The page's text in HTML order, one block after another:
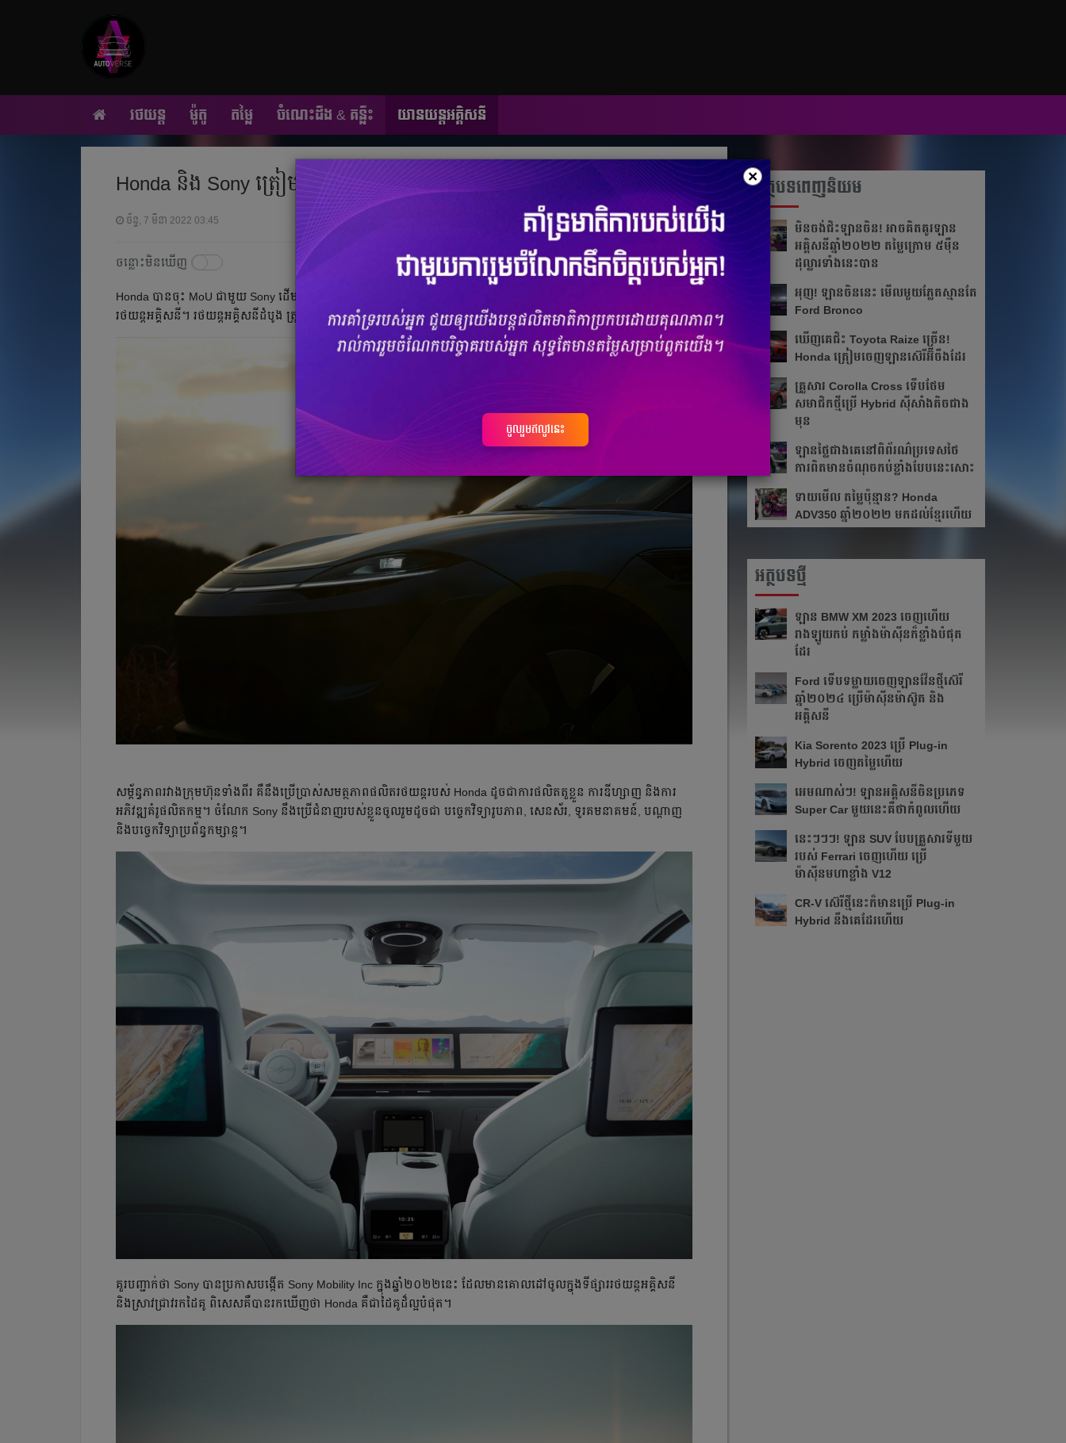
រថយន្ត ម៉ូតូ តម្លៃ ចំណេះដឹង & គន្លឹះ យានយន្តអគ្គិសនី
Honda និង Sony ត្រៀម​ធ្វើព្យុះ​ធ្វើភ្លៀង​ក្នុង​ពិភព​រថយន្ត​អគ្គិសនី
ច័ន្ទ, 7 មីនា 2022 03:45 ចំនួនមតិ0| ចំនួនចែករំលែក 0
ចន្លោះមិនឃើញ
Honda បាន​ចុះ MoU ជាមួយ​ Sony ដើម្បី​បង្កើត​ក្រុមហ៊ុនថ្មីរួមគ្នា​មួយ នៅឆ្នាំ​២០២២នេះ ក្នុង​ការ​ស្រាវជ្រាវ​អភិវឌ្ឍ ផលិត​ និង​លក់​
រថយន្ត​អគ្គិសនី។ រថយន្ត​អគ្គិសនី​ដំបូង ត្រូវបាន​រំពឹងថា នឹង​បញ្ចេញ​លក់​នៅលើទីផ្សារ​ត្រឹមឆ្នាំ​២០២៥។
សម្ព័ន្ធភាព​រវាង​ក្រុមហ៊ុនទាំង​ពីរ គឺ​នឹង​ប្រើប្រាស់​សមត្ថភាព​ផលិត​រថយន្ត​របស់ Honda ដូច​ជាការផលិត​តួខ្លួន ការឌីហ្សាញ និង​ការ
អភិវឌ្ឍ​គំរូ​ផលិតកម្ម។ ចំណែក​ Sony នឹង​ប្រើជំនាញ​របស់ខ្លួន​ចូលរួម​ដូចជា បច្ចេកវិទ្យារូបភាព, សេនស័រ, ទូរគមនាគមន៍, បណ្តាញ
និង​បច្ចេកវិទ្យា​ប្រព័ន្ធកម្សាន្ត។
គួរបញ្ជាក់​ថា Sony បាន​ប្រកាស​បង្កើត​ Sony Mobility Inc ក្នុងឆ្នាំ​២០២២នេះ ដែលមាន​គោលដៅចូល​ក្នុងទីផ្សារ​រថយន្ត​អគ្គិសនី
និង​ស្រាវជ្រាវ​រកដៃគូ ពិសេស​គឺ​បានរកឃើញ​ថា Honda គឺ​ជាដៃគូ​ដ៏ល្អបំផុត។
អត្ថបទពេញនិយម
មិនចង់ជិះឡានចិន! អាចគិតគូរឡាន
អគ្គិសនីឆ្នាំ២០២២ តម្លៃក្រោម ៥ម៉ឺន
ដុល្លារទាំងនេះបាន
អុញ! ឡានចិន​នេះ មើលមួយភ្លែត​ស្មានតែ
Ford Bronco
ឃើញគេជិះ Toyota Raize ច្រើន!
Honda ត្រៀមចេញ​ឡានស៊េរីអ៊ីចឹងដែរ
គ្រួសារ Corolla Cross ទើបថែម​
សមាជិកថ្មីប្រើ Hybrid ស៊ីសាំងតិចជាង
មុន
ឡាន​ថ្លៃជាងគេ​នៅ​ពិព័រណ៌ប្រទេសថៃ
ការពិត​មាន​ចំណុចកប់ខ្លាំង​បែបនេះសោះ
ទាយមើល តម្លៃប៉ុន្មាន? Honda
ADV350 ឆ្នាំ២០២២ មកដល់ខ្មែរហើយ
អត្ថបទថ្មី
ឡាន BMW XM 2023 ចេញហើយ
រាងឡូយកប់ កម្លាំងម៉ាស៊ីនក៏ខ្លាំងបំផុត
ដែរ
Ford ទើបទម្លាយចេញឡានវ៉ែនថ្មីស៊េរី
ឆ្នាំ២០២៤ ប្រើម៉ាស៊ីនម៉ាស៊ូត និង
អគ្គិសនី
Kia Sorento 2023 ប្រើ Plug-in
Hybrid ចេញតម្លៃហើយ
អេមណាស់ៗ! ឡានអគ្គិសនីចិនប្រភេទ
Super Car មួយនេះគឺថាកំពូលហើយ
នេះៗៗៗ! ឡាន SUV បែបគ្រួសារទីមួយ
របស់ Ferrari ចេញហើយ ប្រើ
ម៉ាស៊ីនមហាខ្លាំង V12
CR-V ស៊េរីថ្មីនេះក៏មានប្រើ Plug-in
Hybrid នឹងគេដែរហើយ
×
ចូលរួមឥលូវនេះ